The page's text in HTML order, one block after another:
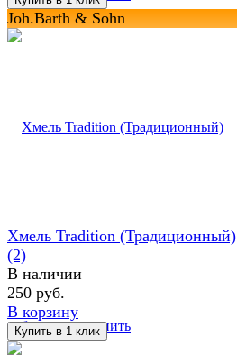
Joh.Barth & Sohn
избранное сравнить
Хмель Tradition (Традиционный)
(2)
В наличии
250 руб.
В корзину